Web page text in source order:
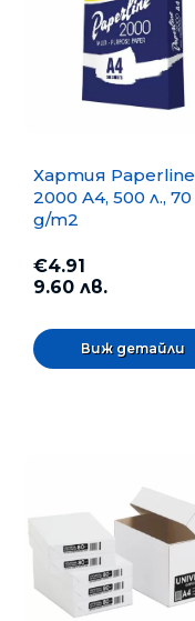
Хартия Paperline
2000 A4, 500 л., 70
g/m2
€4.91
9.60 лв.
Виж детайли